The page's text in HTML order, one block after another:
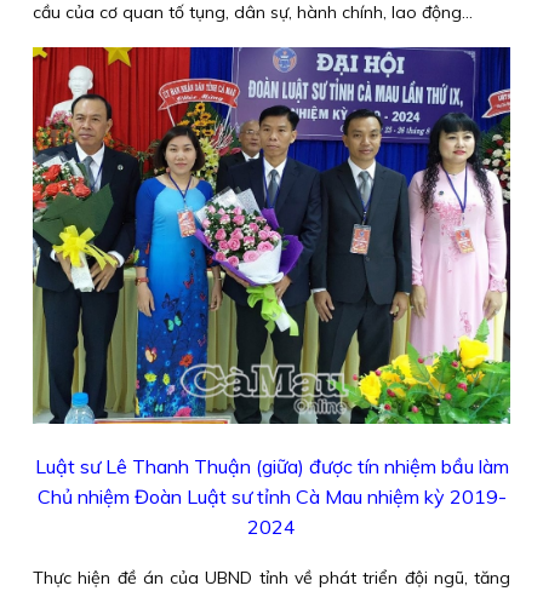
cầu của cơ quan tố tụng, dân sự, hành chính, lao động…
Luật sư Lê Thanh Thuận (giữa) được tín nhiệm bầu làm
Chủ nhiệm Đoàn Luật sư tỉnh Cà Mau nhiệm kỳ 2019-
2024
Thực hiện đề án của UBND tỉnh về phát triển đội ngũ, tăng